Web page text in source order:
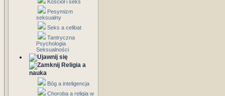
Kościół i seks
Pesymizm
seksualny
Seks a celibat
Tantryczna
Psychologia
Seksualności
Religia a
nauka
Bóg a inteligencja
Choroba a religia w